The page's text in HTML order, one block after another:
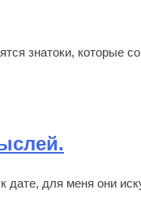
знатоки, которые
для меня они